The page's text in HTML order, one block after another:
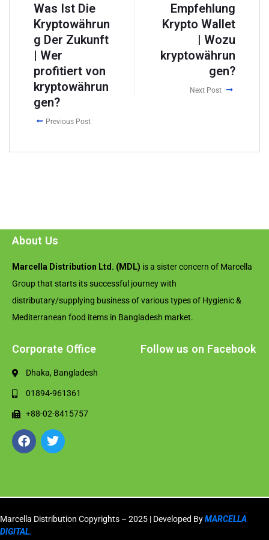
Was Ist Die
Kryptowährun
g Der Zukunft
| Wer
profitiert von
kryptowährun
gen?
Previous Post
Empfehlung
Krypto Wallet
| Wozu
kryptowährun
gen?
Next Post
About Us
Marcella Distribution Ltd. (MDL) is a sister concern of Marcella
Group that starts its successful journey with
distributary/supplying business of various types of Hygienic &
Mediterranean food items in Bangladesh market.
Corporate Office
Dhaka, Bangladesh
01894-961361
+88-02-8415757
Follow us on Facebook
Marcella Distribution Copyrights – 2025 | Developed ByMARCELLA
DIGITAL.